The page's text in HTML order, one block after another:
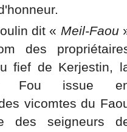
dit « Meil-Faou
des
fief de Kerjestin,
Fou issue
vicomtes du
des seigneurs